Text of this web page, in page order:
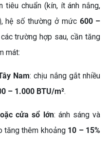
tiêu chuẩn (kín, ít ánh nắng,
hệ số thường ở mức 600 –
trường hợp sau, cần tăng
mát:
Nam: chịu nắng gắt nhiều
– 1.000 BTU/m².
cửa sổ lớn: ánh sáng và
tăng thêm khoảng 10 – 15%